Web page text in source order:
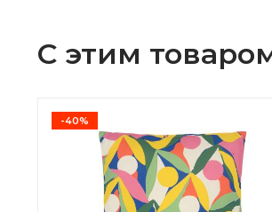
С этим
-40%